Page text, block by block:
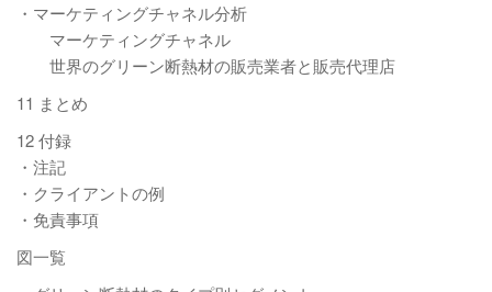
・マーケティングチャネル分析
マーケティングチャネル
世界のグリーン断熱材の販売業者と販売代理店
11 まとめ
12 付録
・注記
・クライアントの例
・免責事項
図一覧